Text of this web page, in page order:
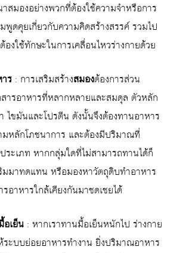
สมองอย่างพวกที่ต้องใช้ความจำหรือการ
พูดคุยเกี่ยวกับความคิดสร้างสรรค์ รวมไป
งใช้ทักษะในการเคลื่อนไหวร่างกายด้วย
ร : การเสริมสร้างสมองต้องการส่วน
ารอาหารที่หลากหลายและสมดุล ตัวหลัก
ไขมันและโปรตีน ดังนั้นจึงต้องทานอาหาร
หลักโภชนาการ และต้องมีปริมาณที่
ระเภท หากกลุ่มใดที่ไม่สามารถทานได้ก็
มมาทดแทน หรือมองหาวัตถุดิบทำอาหาร
อาหารใกล้เคียงกันมาชดเชยได้
อเย็น : หากเราทานมื้อเย็นหนักไป ร่างกาย
ระบบย่อยอาหารทำงาน ยิ่งปริมาณอาหาร